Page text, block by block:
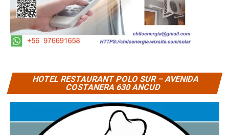
HOTEL RESTAURANT POLO SUR – AVENIDA
COSTANERA 630 ANCUD